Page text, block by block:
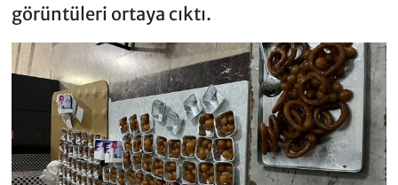
görüntüleri ortaya cıktı.